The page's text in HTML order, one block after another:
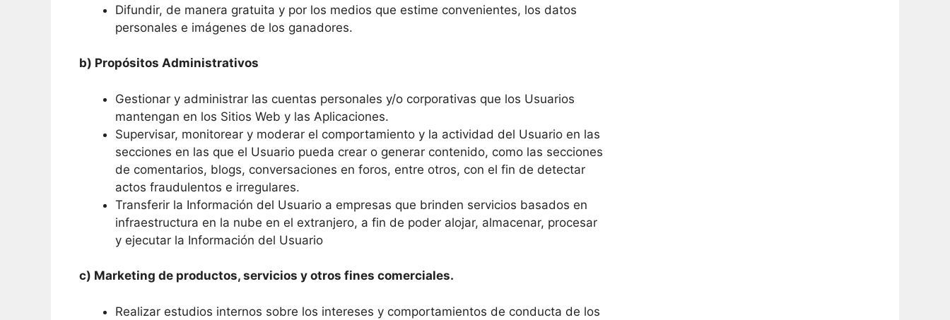
Difundir, de manera gratuita y por los medios que estime convenientes, los datos
personales e imágenes de los ganadores.
b) Propósitos Administrativos
Gestionar y administrar las cuentas personales y/o corporativas que los Usuarios
mantengan en los Sitios Web y las Aplicaciones.
Supervisar, monitorear y moderar el comportamiento y la actividad del Usuario en las
secciones en las que el Usuario pueda crear o generar contenido, como las secciones
de comentarios, blogs, conversaciones en foros, entre otros, con el fin de detectar
actos fraudulentos e irregulares.
Transferir la Información del Usuario a empresas que brinden servicios basados en
infraestructura en la nube en el extranjero, a fin de poder alojar, almacenar, procesar
y ejecutar la Información del Usuario
c) Marketing de productos, servicios y otros fines comerciales.
Realizar estudios internos sobre los intereses y comportamientos de conducta de los